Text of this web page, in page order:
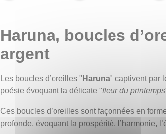
Haruna, boucles
argent
Les boucles d’oreilles " Haruna" captivent par
poésie évoquant la délicate "fleur du printemps
Ces boucles d’oreilles sont façonnées en
profonde, évoquant la prospérité, l’harmonie,